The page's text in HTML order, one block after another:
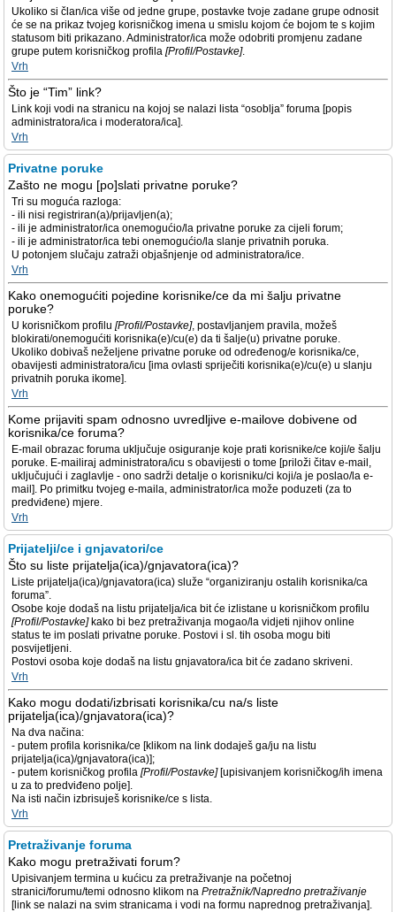
Ukoliko si član/ica više od jedne grupe, postavke tvoje zadane grupe odnosit
će se na prikaz tvojeg korisničkog imena u smislu kojom će bojom te s kojim
statusom biti prikazano. Administrator/ica može odobriti promjenu zadane
grupe putem korisničkog profila [Profil/Postavke].
Vrh
Što je “Tim” link?
Link koji vodi na stranicu na kojoj se nalazi lista “osoblja” foruma [popis
administratora/ica i moderatora/ica].
Vrh
Privatne poruke
Zašto ne mogu [po]slati privatne poruke?
Tri su moguća razloga:
- ili nisi registriran(a)/prijavljen(a);
- ili je administrator/ica onemogućio/la privatne poruke za cijeli forum;
- ili je administrator/ica tebi onemogućio/la slanje privatnih poruka.
U potonjem slučaju zatraži objašnjenje od administratora/ice.
Vrh
Kako onemogućiti pojedine korisnike/ce da mi šalju privatne
poruke?
U korisničkom profilu [Profil/Postavke], postavljanjem pravila, možeš
blokirati/onemogućiti korisnika(e)/cu(e) da ti šalje(u) privatne poruke.
Ukoliko dobivaš neželjene privatne poruke od određenog/e korisnika/ce,
obavijesti administratora/icu [ima ovlasti spriječiti korisnika(e)/cu(e) u slanju
privatnih poruka ikome].
Vrh
Kome prijaviti spam odnosno uvredljive e-mailove dobivene od
korisnika/ce foruma?
E-mail obrazac foruma uključuje osiguranje koje prati korisnike/ce koji/e šalju
poruke. E-mailiraj administratora/icu s obavijesti o tome [priloži čitav e-mail,
uključujući i zaglavlje - ono sadrži detalje o korisniku/ci koji/a je poslao/la e-
mail]. Po primitku tvojeg e-maila, administrator/ica može poduzeti (za to
predviđene) mjere.
Vrh
Prijatelji/ce i gnjavatori/ce
Što su liste prijatelja(ica)/gnjavatora(ica)?
Liste prijatelja(ica)/gnjavatora(ica) služe “organiziranju ostalih korisnika/ca
foruma”.
Osobe koje dodaš na listu prijatelja/ica bit će izlistane u korisničkom profilu
[Profil/Postavke]kako bi bez pretraživanja mogao/la vidjeti njihov online
status te im poslati privatne poruke. Postovi i sl. tih osoba mogu biti
posvijetljeni.
Postovi osoba koje dodaš na listu gnjavatora/ica bit će zadano skriveni.
Vrh
Kako mogu dodati/izbrisati korisnika/cu na/s liste
prijatelja(ica)/gnjavatora(ica)?
Na dva načina:
- putem profila korisnika/ce [klikom na link dodaješ ga/ju na listu
prijatelja(ica)/gnjavatora(ica)];
- putem korisničkog profila [Profil/Postavke][upisivanjem korisničkog/ih imena
u za to predviđeno polje].
Na isti način izbrisuješ korisnike/ce s lista.
Vrh
Pretraživanje foruma
Kako mogu pretraživati forum?
Upisivanjem termina u kućicu za pretraživanje na početnoj
stranici/forumu/temi odnosno klikom na Pretražnik/Napredno pretraživanje
[link se nalazi na svim stranicama i vodi na formu naprednog pretraživanja].